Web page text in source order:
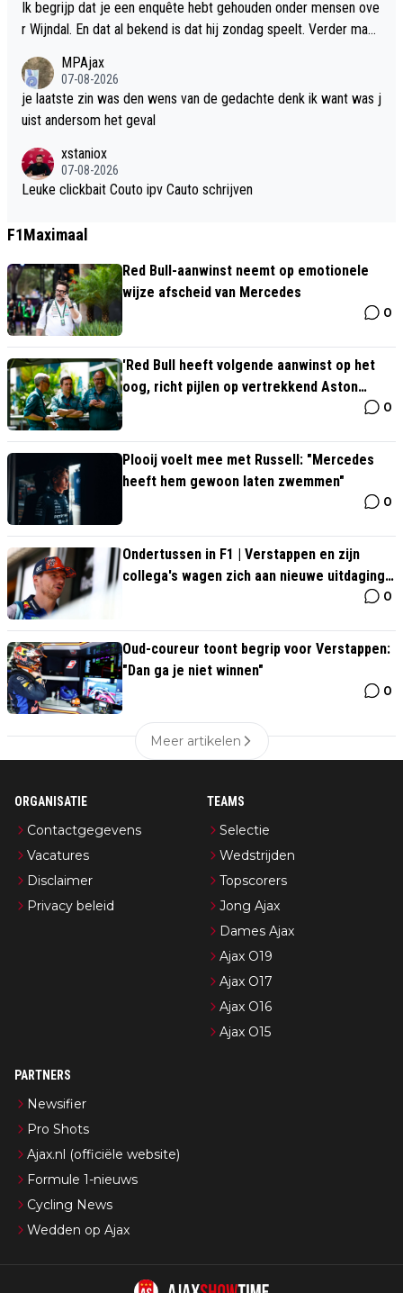
Ik begrijp dat je een enquête hebt gehouden onder mensen ove
r Wijndal. En dat al bekend is dat hij zondag speelt. Verder mag
tekende wedstrijd speelde. Ten slotte mag benoemd worden d
at het logisch is om Ter Stegen niet zo maar meteen op te stell
en.
MPAjax
07-08-2026
je laatste zin was den wens van de gedachte denk ik want was j
uist andersom het geval
xstaniox
07-08-2026
Leuke clickbait Couto ipv Cauto schrijven
F1Maximaal
Red Bull-aanwinst neemt op emotionele
wijze afscheid van Mercedes
0
'Red Bull heeft volgende aanwinst op het
oog, richt pijlen op vertrekkend Aston
0
Plooij voelt mee met Russell: "Mercedes
heeft hem gewoon laten zwemmen"
0
Ondertussen in F1 | Verstappen en zijn
collega's wagen zich aan nieuwe uitdaging
0
Oud-coureur toont begrip voor Verstappen:
"Dan ga je niet winnen"
0
Meer artikelen
ORGANISATIE
Contactgegevens
Vacatures
Disclaimer
Privacy beleid
TEAMS
Selectie
Wedstrijden
Topscorers
Jong Ajax
Dames Ajax
Ajax O19
Ajax O17
Ajax O16
Ajax O15
PARTNERS
Newsifier
Pro Shots
Ajax.nl (officiële website)
Formule 1-nieuws
Cycling News
Wedden op Ajax